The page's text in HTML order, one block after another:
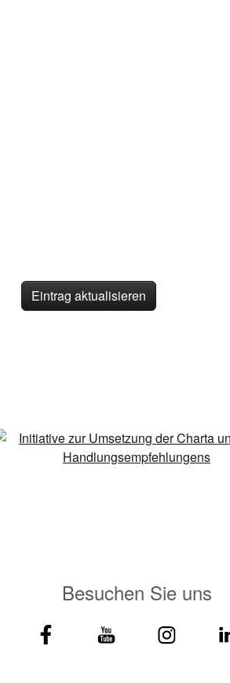
Eintrag aktualisieren
Besuchen Sie uns